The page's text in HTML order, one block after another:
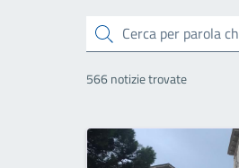
Cerca
566 notizie trovate